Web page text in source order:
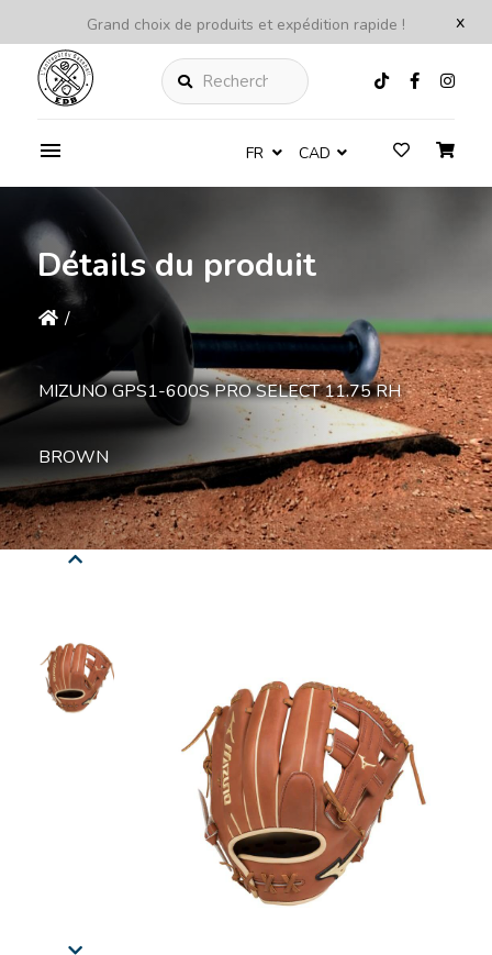
x
Grand choix de produits et expédition rapide !
Rechercher
FR CAD
Détails du produit
/
MIZUNO GPS1-600S PRO SELECT 11.75 RH
BROWN